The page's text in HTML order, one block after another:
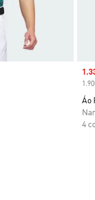
Áo
4